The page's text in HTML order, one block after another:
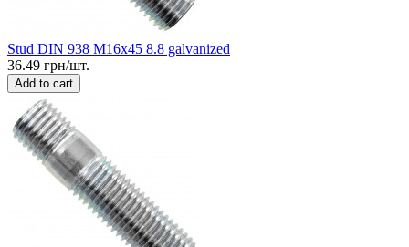
Stud DIN 938 M16x45 8.8 galvanized
36.49 грн/шт.
Add to cart